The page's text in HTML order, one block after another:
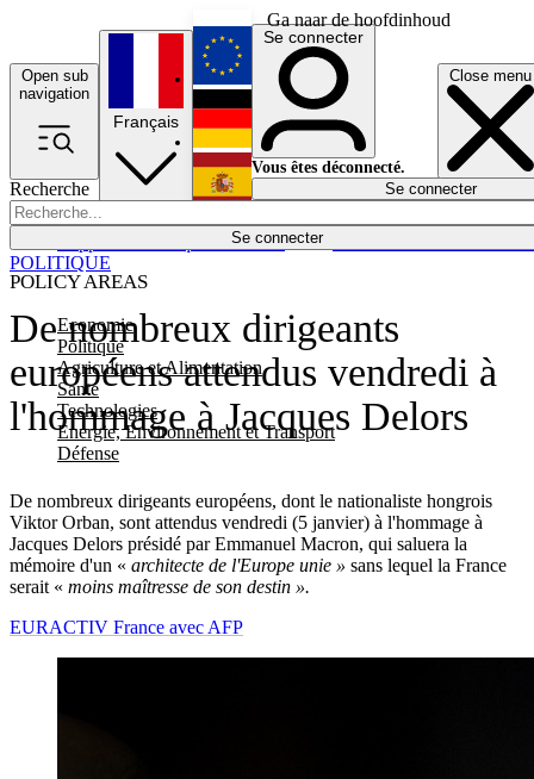
Ga naar de hoofdinhoud
Open sub
navigation
Close menu
Recherche
Se connecter
POLICY AREAS
Economie
Politique
Agriculture et Alimentation
Santé
Technologies
Energie, Environnement et Transport
Défense
Économie
Français
English
Deutsch
Español
Se connecter
Vous êtes déconnecté.
Se connecter
De nombreux dirigeants
européens attendus vendredi à
l'hommage à Jacques Delors
De nombreux dirigeants européens, dont le nationaliste hongrois
Viktor Orban, sont attendus vendredi (5 janvier) à l'hommage à
Jacques Delors présidé par Emmanuel Macron, qui saluera la
mémoire d'un « architecte de l'Europe unie » sans lequel la France
serait « moins maîtresse de son destin ».
POLITIQUE
EURACTIV France avec AFP